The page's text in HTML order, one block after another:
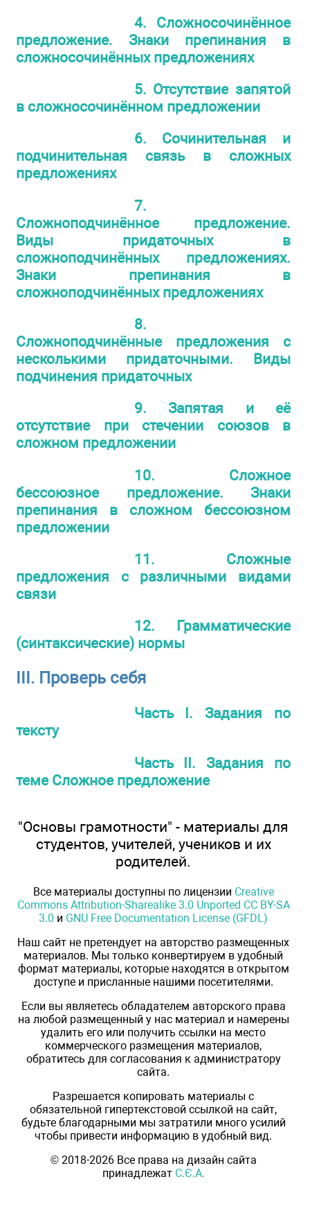
4. Сложносочинённое
предложение. Знаки препинания в
сложносочинённых предложениях
5. Отсутствие запятой
в сложносочинённом предложении
6. Сочинительная и
подчинительная связь в сложных
предложениях
7.
Сложноподчинённое предложение.
Виды придаточных в
сложноподчинённых предложениях.
Знаки препинания в
сложноподчинённых предложениях
8.
Сложноподчинённые предложения с
несколькими придаточными. Виды
подчинения придаточных
9. Запятая и её
отсутствие при стечении союзов в
сложном предложении
10. Сложное
бессоюзное предложение. Знаки
препинания в сложном бессоюзном
предложении
11. Сложные
предложения с различными видами
связи
12. Грамматические
(синтаксические) нормы
III. Проверь себя
Часть I. Задания по
тексту
Часть II. Задания по
теме Сложное предложение
"Основы грамотности" - материалы для
студентов, учителей, учеников и их
родителей.
Все материалы доступны по лицензии Creative
Commons Attribution-Sharealike 3.0 Unported CC BY-SA
3.0 и GNU Free Documentation License (GFDL)
Наш сайт не претендует на авторство размещенных
материалов. Мы только конвертируем в удобный
формат материалы, которые находятся в открытом
доступе и присланные нашими посетителями.
Если вы являетесь обладателем авторского права
на любой размещенный у нас материал и намерены
удалить его или получить ссылки на место
коммерческого размещения материалов,
обратитесь для согласования к администратору
сайта.
Разрешается копировать материалы с
обязательной гипертекстовой ссылкой на сайт,
будьте благодарными мы затратили много усилий
чтобы привести информацию в удобный вид.
© 2018-2026 Все права на дизайн сайта
принадлежат С.Є.А.